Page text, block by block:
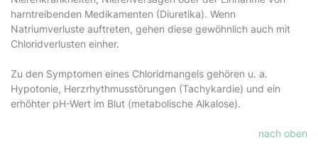
harntreibenden Medikamenten (Diuretika). Wenn
Natriumverluste auftreten, gehen diese gewöhnlich auch mit
Chlorid­verlusten einher.
Zu den Symptomen eines Chloridmangels gehören u. a.
Hypotonie, Herzrhythmusstörungen (Tachykardie) und ein
erhöhter pH-Wert im Blut (metabolische Alkalose).
nach oben